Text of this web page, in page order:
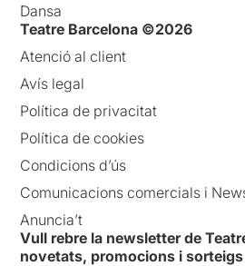
Dansa
Teatre Barcelona ©2026
Atenció al client
Avís legal
Política de privacitat
Política de cookies
Condicions d’ús
Comunicacions comercials i
Anuncia’t
Vull rebre la newsletter de
novetats, promocions i sorteigs